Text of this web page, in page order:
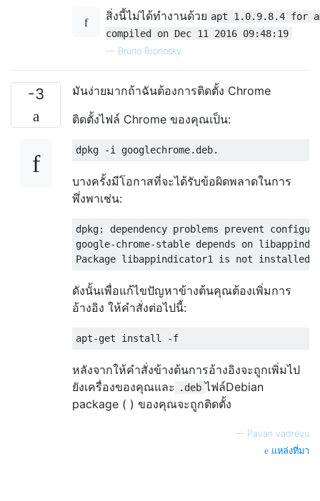
สิ่งนี้ไม่ได้ทำงานด้วย apt 1.0.9.8.4 for
compiled on Dec 11 2016 09:48:19
— Bruno Bronosky
-3
มันง่ายมากถ้าฉันต้องการติดตั้ง Chrome
ติดตั้งไฟล์ Chrome ของคุณเป็น:
บางครั้งมีโอกาสที่จะได้รับข้อผิดพลาดในการ
พึ่งพาเช่น:
dpkg: dependency problems prevent
google-chrome-stable depends on
ดังนั้นเพื่อแก้ไขปัญหาข้างต้นคุณต้องเพิ่มการ
อ้างอิง ให้คำสั่งต่อไปนี้:
หลังจากให้คำสั่งข้างต้นการอ้างอิงจะถูกเพิ่มไป
ยังเครื่องของคุณและ
.deb ไฟล์Debian
package ( ) ของคุณจะถูกติดตั้ง
— Pavan vadrevu
แหล่งที่มา